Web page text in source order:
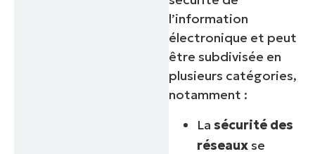
l’information
électronique et peut
être subdivisée en
plusieurs catégories,
notamment :
Lasécurité des
réseauxse